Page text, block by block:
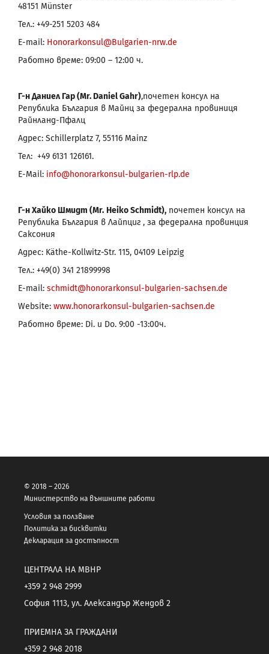
48151 Münster
Тел.: +49-251 5203 484
E-mail: Honorarkonsul@Bulgarien-nrw.de
Работно време: 09:00 – 12:00 ч.
Г-н Даниел Гар (Mr. Daniel Gahr),почетен консул на
Република България в Майнц за федерална провиниця
Райнланд-Пфалц
Адрес: Schillerplatz 7, 55116 Mainz
Тел: +49 6131 126161.
E-Mail: info@honorarkonsul-bulgarien-rlp.de
Г-н Хайко Шмидт (Mr. Heiko Schmidt), почетен консул на
Република България в Лайпциг , за федерална провинция
Саксония
Адрес: Käthe-Kollwitz-Str. 115, 04109 Leipzig
Тел.: +49(0) 341 21899998
E-mail: schmidt@honorarkonsul-bulgarien-sachsen.de
Website: www.honorarkonsul-bulgarien-sachsen.de
Работно време: Di. и Do. 9:00 -13:00ч.
© 2018 – 2026
Министерство на външните работи
Условия за ползване
Политика за бисквитки
Декларация за достъпност
ЦЕНТРАЛА НА МВНР
+359 2 948 2999
София 1113, ул. Александър Жендов 2
ПРИЕМНА ЗА ГРАЖДАНИ
+359 2 948 2018